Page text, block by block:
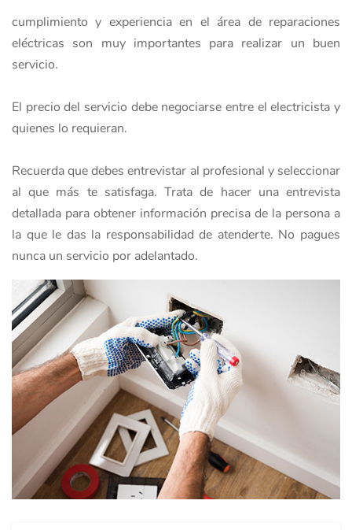
cumplimiento y experiencia en el área de reparaciones
eléctricas son muy importantes para realizar un buen
servicio.
El precio del servicio debe negociarse entre el electricista y
quienes lo requieran.
Recuerda que debes entrevistar al profesional y seleccionar
al que más te satisfaga. Trata de hacer una entrevista
detallada para obtener información precisa de la persona a
la que le das la responsabilidad de atenderte. No pagues
nunca un servicio por adelantado.